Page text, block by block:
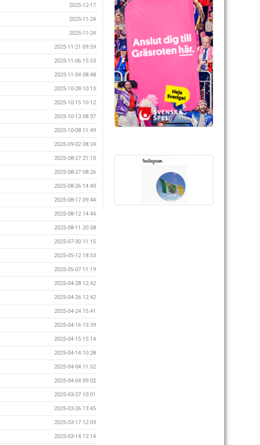
2025-12-17
2025-11-24
2025-11-24
2025-11-21 09:59
2025-11-06 15:53
2025-11-04 08:48
2025-10-28 10:13
2025-10-15 10:12
2025-10-13 08:37
2025-10-08 11:49
2025-09-02 08:24
2025-08-27 21:10
2025-08-27 08:26
2025-08-26 14:40
2025-08-17 09:44
2025-08-12 14:44
2025-08-11 20:58
2025-07-30 11:15
2025-05-12 18:53
2025-05-07 11:19
2025-04-28 12:42
2025-04-26 12:42
2025-04-24 15:41
2025-04-16 13:39
2025-04-15 15:14
2025-04-14 10:28
2025-04-04 11:52
2025-04-04 09:02
2025-03-27 10:01
2025-03-26 13:45
2025-03-17 12:09
2025-03-14 12:14